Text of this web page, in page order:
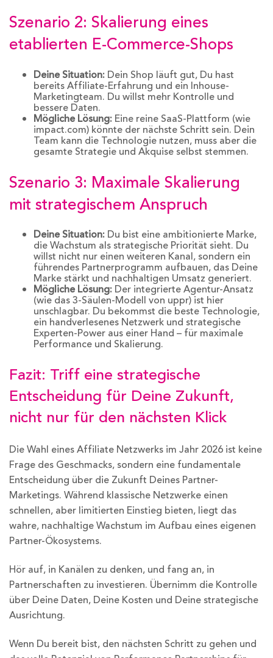
Szenario 2: Skalierung eines
etablierten E-Commerce-Shops
Deine Situation: Dein Shop läuft gut, Du hast
bereits Affiliate-Erfahrung und ein Inhouse-
Marketingteam. Du willst mehr Kontrolle und
bessere Daten.
Mögliche Lösung: Eine reine SaaS-Plattform (wie
impact.com) könnte der nächste Schritt sein. Dein
Team kann die Technologie nutzen, muss aber die
gesamte Strategie und Akquise selbst stemmen.
Szenario 3: Maximale Skalierung
mit strategischem Anspruch
Deine Situation: Du bist eine ambitionierte Marke,
die Wachstum als strategische Priorität sieht. Du
willst nicht nur einen weiteren Kanal, sondern ein
führendes Partnerprogramm aufbauen, das Deine
Marke stärkt und nachhaltigen Umsatz generiert.
Mögliche Lösung: Der integrierte Agentur-Ansatz
(wie das 3-Säulen-Modell von uppr) ist hier
unschlagbar. Du bekommst die beste Technologie,
ein handverlesenes Netzwerk und strategische
Experten-Power aus einer Hand – für maximale
Performance und Skalierung.
Fazit: Triff eine strategische
Entscheidung für Deine Zukunft,
nicht nur für den nächsten Klick
Die Wahl eines Affiliate Netzwerks im Jahr 2026 ist keine
Frage des Geschmacks, sondern eine fundamentale
Entscheidung über die Zukunft Deines Partner-
Marketings. Während klassische Netzwerke einen
schnellen, aber limitierten Einstieg bieten, liegt das
wahre, nachhaltige Wachstum im Aufbau eines eigenen
Partner-Ökosystems.
Hör auf, in Kanälen zu denken, und fang an, in
Partnerschaften zu investieren. Übernimm die Kontrolle
über Deine Daten, Deine Kosten und Deine strategische
Ausrichtung.
Wenn Du bereit bist, den nächsten Schritt zu gehen und